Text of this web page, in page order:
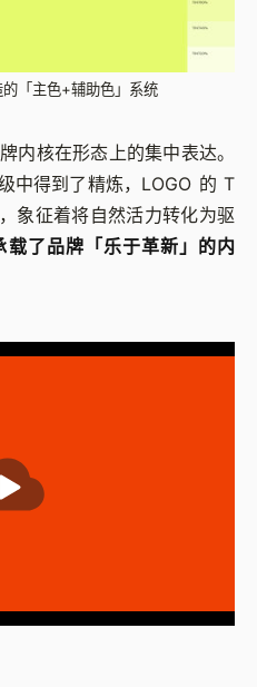
「主色+辅助色」系统
内核在形态上的集中表达。
中得到了精炼，LOGO 的 T
象征着将自然活力转化为驱
载了品牌「乐于革新」的内